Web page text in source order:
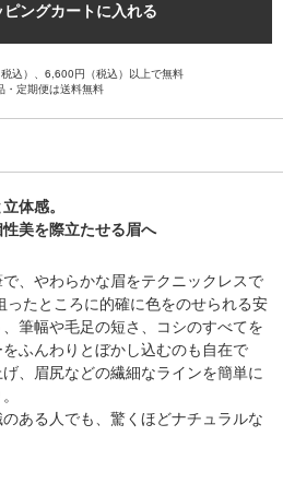
ピングカートに入れる
込）、6,600円（税込）以上で無料
・定期便は送料無料
体感。
美を際立たせる眉へ
、やわらかな眉をテクニックレスで
たところに的確に色をのせられる安
筆幅や毛足の短さ、コシのすべてを
ふんわりとぼかし込むのも自在で
、眉尻などの繊細なラインを簡単に
ある人でも、驚くほどナチュラルな